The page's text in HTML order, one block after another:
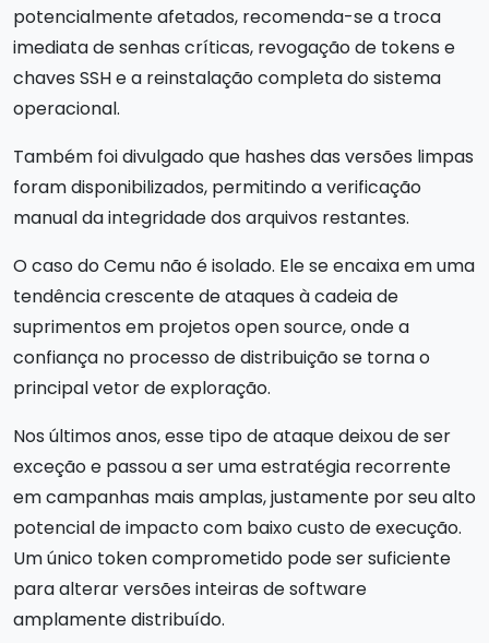
potencialmente afetados, recomenda-se a troca
imediata de senhas críticas, revogação de tokens e
chaves SSH e a reinstalação completa do sistema
operacional.
Também foi divulgado que hashes das versões limpas
foram disponibilizados, permitindo a verificação
manual da integridade dos arquivos restantes.
O caso do Cemu não é isolado. Ele se encaixa em uma
tendência crescente de ataques à cadeia de
suprimentos em projetos open source, onde a
confiança no processo de distribuição se torna o
principal vetor de exploração.
Nos últimos anos, esse tipo de ataque deixou de ser
exceção e passou a ser uma estratégia recorrente
em campanhas mais amplas, justamente por seu alto
potencial de impacto com baixo custo de execução.
Um único token comprometido pode ser suficiente
para alterar versões inteiras de software
amplamente distribuído.